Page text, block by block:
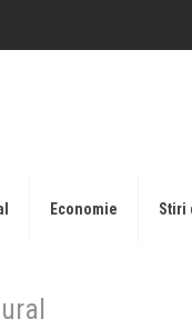
Economie Stiri